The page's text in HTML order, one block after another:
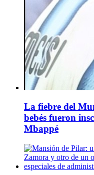
La fiebre del
bebés fueron
Mbappé